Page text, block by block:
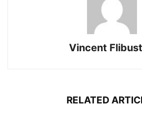
Vincent
RELATED